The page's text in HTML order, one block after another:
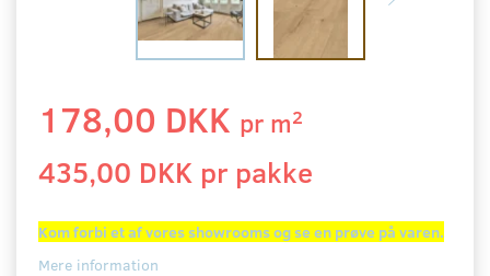
178,00 DKK pr m2
435,00 DKK pr pakke
Kom forbi et af vores showrooms og se en prøve på varen.
Mere information